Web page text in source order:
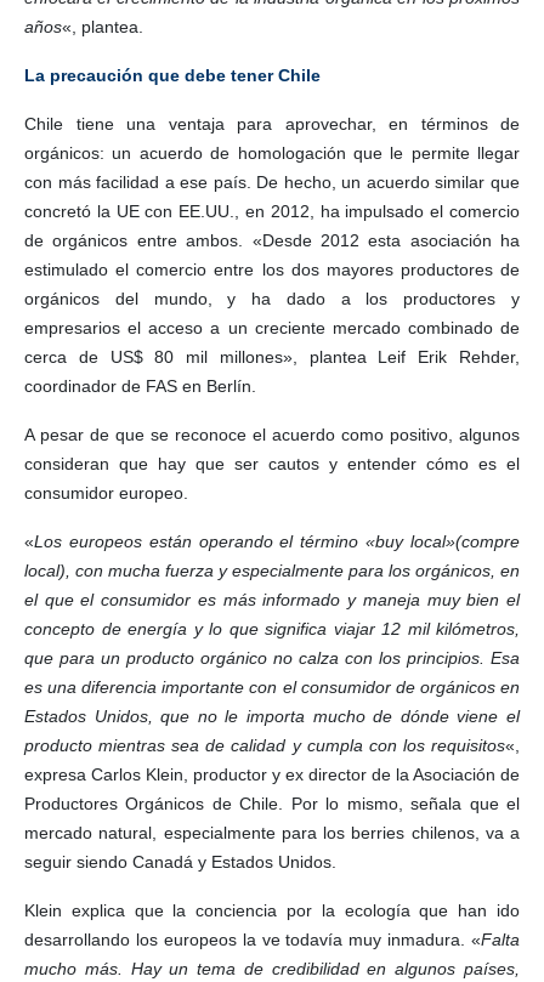
años«, plantea.
La precaución que debe tener Chile
Chile tiene una ventaja para aprovechar, en términos de
orgánicos: un acuerdo de homologación que le permite llegar
con más facilidad a ese país. De hecho, un acuerdo similar que
concretó la UE con EE.UU., en 2012, ha impulsado el comercio
de orgánicos entre ambos. «Desde 2012 esta asociación ha
estimulado el comercio entre los dos mayores productores de
orgánicos del mundo, y ha dado a los productores y
empresarios el acceso a un creciente mercado combinado de
cerca de US$ 80 mil millones», plantea Leif Erik Rehder,
coordinador de FAS en Berlín.
A pesar de que se reconoce el acuerdo como positivo, algunos
consideran que hay que ser cautos y entender cómo es el
consumidor europeo.
«Los europeos están operando el término «buy local»(compre
local), con mucha fuerza y especialmente para los orgánicos, en
el que el consumidor es más informado y maneja muy bien el
concepto de energía y lo que significa viajar 12 mil kilómetros,
que para un producto orgánico no calza con los principios. Esa
es una diferencia importante con el consumidor de orgánicos en
Estados Unidos, que no le importa mucho de dónde viene el
producto mientras sea de calidad y cumpla con los requisitos«,
expresa Carlos Klein, productor y ex director de la Asociación de
Productores Orgánicos de Chile. Por lo mismo, señala que el
mercado natural, especialmente para los berries chilenos, va a
seguir siendo Canadá y Estados Unidos.
Klein explica que la conciencia por la ecología que han ido
desarrollando los europeos la ve todavía muy inmadura. «Falta
mucho más. Hay un tema de credibilidad en algunos países,